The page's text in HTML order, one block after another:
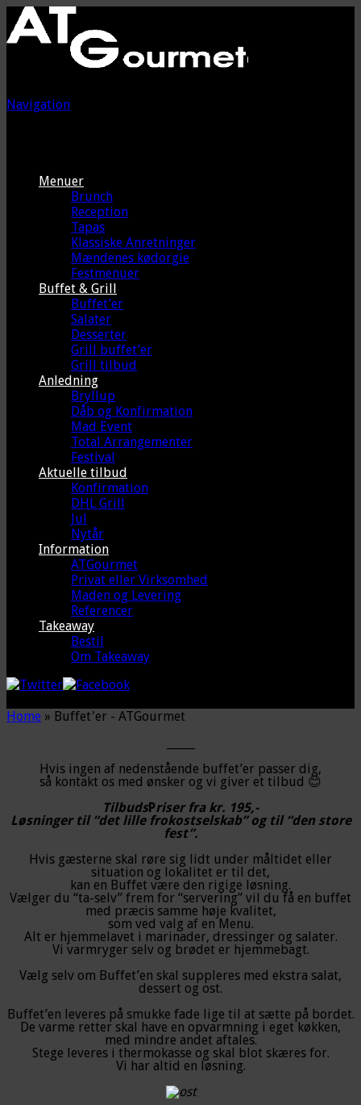
Navigation
Menuer
Brunch
Reception
Tapas
Klassiske Anretninger
Mændenes kødorgie
Festmenuer
Buffet & Grill
Buffet’er
Salater
Desserter
Grill buffet’er
Grill tilbud
Anledning
Bryllup
Dåb og Konfirmation
Mad Event
Total Arrangementer
Festival
Aktuelle tilbud
Konfirmation
DHL Grill
Jul
Nytår
Information
ATGourmet
Privat eller Virksomhed
Maden og Levering
Referencer
Takeaway
Bestil
Om Takeaway
Home » Buffet'er - ATGourmet
Hvis ingen af nedenstående buffet’er passer dig,
så kontakt os med ønsker og vi giver et tilbud 😊
TilbudsPriser fra kr. 195,-
Løsninger til “det lille frokostselskab” og til “den store
fest”.
Hvis gæsterne skal røre sig lidt under måltidet eller
situation og lokalitet er til det,
kan en Buffet være den rigige løsning.
Vælger du “ta-selv” frem for “servering” vil du få en buffet
med præcis samme høje kvalitet,
som ved valg af en Menu.
Alt er hjemmelavet i marinader, dressinger og salater.
Vi varmryger selv og brødet er hjemmebagt.
Vælg selv om Buffet’en skal suppleres med ekstra salat,
dessert og ost.
Buffet’en leveres på smukke fade lige til at sætte på bordet.
De varme retter skal have en opvarmning i eget køkken,
med mindre andet aftales.
Stege leveres i thermokasse og skal blot skæres for.
Vi har altid en løsning.